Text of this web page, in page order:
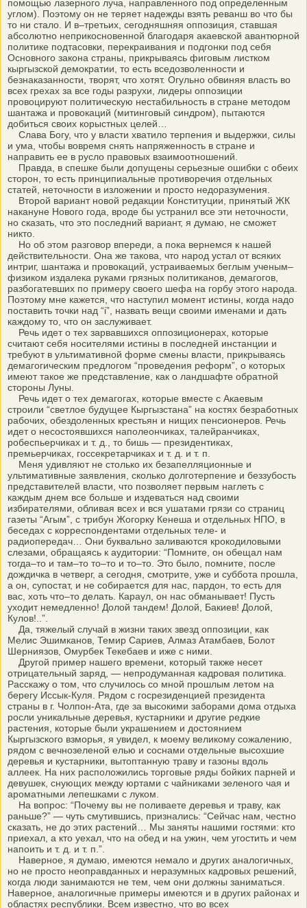
помощью лазерного луча, направленного под определенным
углом). Поэтому он не теряет надежды взять реванш во что бы
то ни стало. И в–третьих, сегодняшняя оппозиция, ставшая
абсолютно неприкосновенной благодаря акаевской авантюрной
политике подтасовки, перекраивания и подгонки под себя
Основного закона страны, прикрываясь фиговым листком
кыргызской демократии, то есть вседозволенности и
безнаказанности, творят, что хотят. Огульно обвиняя власть во
всех грехах за все годы разрухи, лидеры оппозиции
провоцируют политическую нестабильность в стране методом
шантажа и провокаций (митинговый синдром), пытаются
добиться своих корыстных целей…
Слава Богу, что у власти хватило терпения и выдержки, силы
и ума, чтобы вовремя снять напряженность в стране и
направить ее в русло правовых взаимоотношений.
Правда, в спешке были допущены серьезные ошибки с обеих
сторон, то есть принципиальные противоречия отдельных
статей, неточности в изложении и просто недоразумения.
Второй вариант новой редакции Конституции, принятый ЖК
накануне Нового года, вроде бы устранил все эти неточности,
но сказать, что это последний вариант, я думаю, не сможет
никто.
Но об этом разговор впереди, а пока вернемся к нашей
действительности. Она же такова, что народ устал от всяких
интриг, шантажа и провокаций, устраиваемых беглым ученым–
физиком издалека руками грязных политиканов, демагогов,
разбогатевших по примеру своего шефа на горбу этого народа.
Поэтому мне кажется, что наступил момент истины, когда надо
поставить точки над “i”, назвать вещи своими именами и дать
каждому то, что он заслуживает.
Речь идет о тех зарвавшихся оппозиционерах, которые
считают себя носителями истины в последней инстанции и
требуют в ультимативной форме смены власти, прикрываясь
демагогическим предлогом “проведения реформ”, о которых
имеют такое же представление, как о ландшафте обратной
стороны Луны.
Речь идет о тех демагогах, которые вместе с Акаевым
строили “светлое будущее Кыргызстана” на костях безработных
рабочих, обездоленных крестьян и нищих пенсионеров. Речь
идет о несостоявшихся наполеончиках, талейранчиках,
робеспьерчиках и т. д., то бишь — президентиках,
премьерчиках, госсекретарчиках и т. д. и т. п.
Меня удивляют не столько их безапелляционные и
ультимативные заявления, сколько долготерпение и беззубость
представителей власти, что позволяет первым наглеть с
каждым днем все больше и издеваться над своими
избирателями, обливая всех и вся ушатами грязи со страниц
газеты “Агым”, с трибун Жогорку Кенеша и отдельных НПО, в
беседах с корреспондентами отдельных теле- и
радиопередач… Они буквально заливаются крокодиловыми
слезами, обращаясь к аудитории: “Помните, он обещал нам
тогда–то и там–то то–то и то–то. Это было, помните, после
дождичка в четверг, а сегодня, смотрите, уже и суббота прошла,
а он, супостат, и не собирается для нас, пардон, то есть для
вас, хоть что–то делать. Караул, он нас обманывает! Пусть
уходит немедленно! Долой тандем! Долой, Бакиев! Долой,
Кулов!..”.
Да, тяжелый случай в жизни таких звезд оппозиции, как
Мелис Эшимканов, Темир Сариев, Алмаз Атамбаев, Болот
Шерниязов, Омурбек Текебаев и иже с ними.
Другой пример нашего времени, который также несет
отрицательный заряд, — непродуманная кадровая политика.
Расскажу о том, что случилось со мной прошлым летом на
берегу Иссык-Куля. Рядом с госрезиденцией президента
страны в г. Чолпон-Ата, где за высокими заборами дома отдыха
росли уникальные деревья, кустарники и другие редкие
растения, которые были украшением и достоянием
Кыргызского взморья, я увидел, к моему великому сожалению,
рядом с вечнозеленой елью и соснами отдельные высохшие
деревья и кустарники, вытоптанную траву и газоны вдоль
аллеек. На них расположились торговые ряды бойких парней и
девушек, снующих между юртами с чайниками зеленого чая и
ароматными лепешками с луком.
На вопрос: “Почему вы не поливаете деревья и траву, как
раньше?” — чуть смутившись, признались: “Сейчас нам, честно
сказать, не до этих растений… Мы заняты нашими гостями: кто
приехал, а кто уехал, что на обед и на ужин, чем угостить и чем
напоить и т. д. и т. п.”.
Наверное, я думаю, имеются немало и других аналогичных,
но не просто неоправданных и неразумных кадровых решений,
когда люди занимаются не тем, чем они должны заниматься.
Наверное, аналогичные примеры имеются и в других районах и
областях республики. Всем известно, что во всех